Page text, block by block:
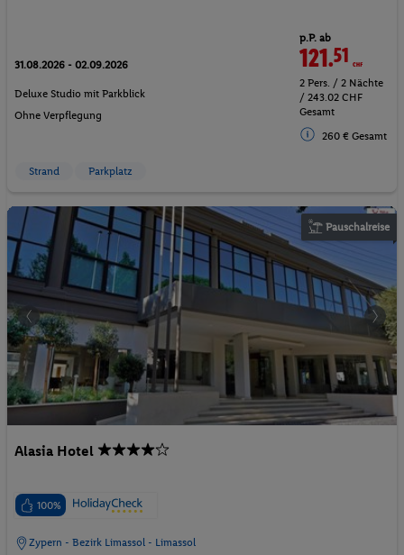
31.08.2026 - 02.09.2026
Deluxe Studio mit Parkblick
Ohne Verpflegung
p.P. ab
121.51 CHF
2 Pers. / 2 Nächte
/ 243.02 CHF
Gesamt
260 € Gesamt
Strand Parkplatz
Pauschalreise
Alasia Hotel
100%
Zypern - Bezirk Limassol - Limassol